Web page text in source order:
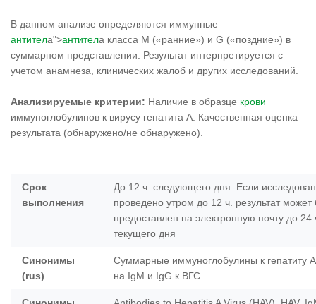
В данном анализе определяются иммунные
антитела">антитела класса М («ранние») и G («поздние») в
суммарном представлении. Результат интерпретируется с
учетом анамнеза, клинических жалоб и других исследований.
Анализируемые критерии: Наличие в образце крови
иммуноглобулинов к вирусу гепатита А. Качественная оценка
результата (обнаружено/не обнаружено).
Срок
выполнения
До 12 ч. следующего дня. Если
проведено утром до 12 ч. результат может
предоставлен на электронную почту до 24
текущего дня
Синонимы
(rus)
Суммарные иммуноглобулины к гепатиту
на IgM и IgG к ВГС